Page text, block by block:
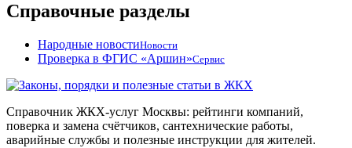
Справочные разделы
Народные новостиНовости
Проверка в ФГИС «Аршин»Сервис
Справочник ЖКХ-услуг Москвы: рейтинги компаний,
поверка и замена счётчиков, сантехнические работы,
аварийные службы и полезные инструкции для жителей.